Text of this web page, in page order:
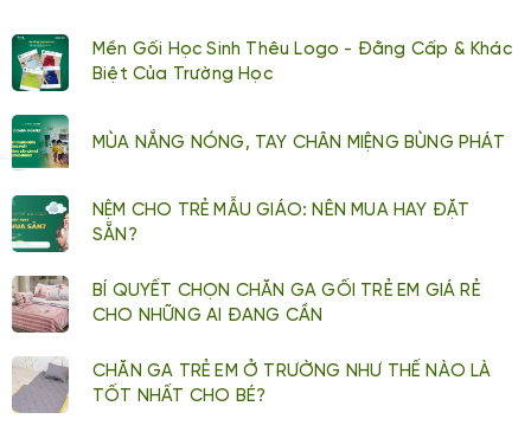
Mền Gối Học Sinh Thêu Logo - Đằng Cấp & Khác
Biệt Của Trường Học
MÙA NẮNG NÓNG, TAY CHÂN MIỆNG BÙNG PHÁT
NỆM CHO TRẺ MẪU GIÁO: NÊN MUA HAY ĐẶT
SẴN?
BÍ QUYẾT CHỌN CHĂN GA GỐI TRẺ EM GIÁ RẺ
CHO NHỮNG AI ĐANG CẦN
CHĂN GA TRẺ EM Ở TRƯỜNG NHƯ THẾ NÀO LÀ
TỐT NHẤT CHO BÉ?